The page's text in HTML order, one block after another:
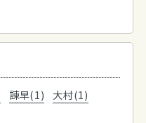
諫早(1)
大村(1)